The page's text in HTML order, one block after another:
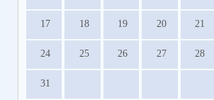
17 18 19 20 21
24 25 26 27 28
31